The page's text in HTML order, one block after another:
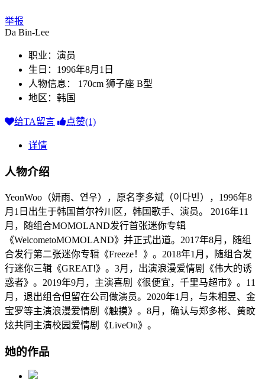
举报
Da Bin-Lee
职业：演员
生日：1996年8月1日
人物信息： 170cm 狮子座 B型
地区：韩国
给TA留言 点赞(1)
详情
人物介绍
YeonWoo（妍雨、연우），原名李多斌（이다빈），1996年8
月1日出生于韩国首尔衿川区，韩国歌手、演员。 2016年11
月，随组合MOMOLAND发行首张迷你专辑
《WelcometoMOMOLAND》并正式出道。2017年8月，随组
合发行第二张迷你专辑《Freeze！》。2018年1月，随组合发
行迷你三辑《GREAT!》。3月，出演浪漫爱情剧《伟大的诱
惑者》。2019年9月，主演喜剧《很便宜，千里马超市》。11
月，退出组合但留在公司做演员。2020年1月，与朱相昱、金
宝罗等主演浪漫爱情剧《触摸》。8月，确认与郑多彬、黄旼
炫共同主演校园爱情剧《LiveOn》。
她的作品